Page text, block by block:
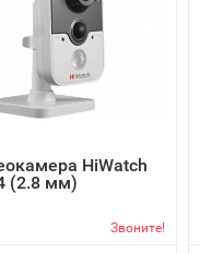
HiWatch
(2.8 мм)
Звоните!